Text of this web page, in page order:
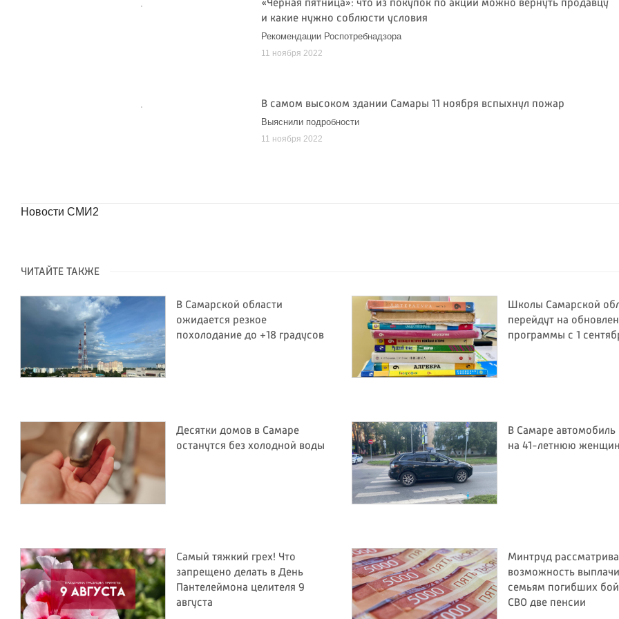
«Черная пятница»: что из покупок по акции можно вернуть продавцу
и какие нужно соблюсти условия
Рекомендации Роспотребнадзора
11 ноября 2022
В самом высоком здании Самары 11 ноября вспыхнул пожар
Выяснили подробности
11 ноября 2022
Новости СМИ2
ЧИТАЙТЕ ТАКЖЕ
В Самарской области
ожидается резкое
похолодание до +18 градусов
Школы Самарской
перейдут на
программы с 1
Десятки домов в Самаре
останутся без холодной воды
В Самаре автомобиль
на 41-летнюю
Самый тяжкий грех! Что
запрещено делать в День
Пантелеймона целителя 9
августа
Минтруд
возможность
семьям погибших
СВО две пенсии